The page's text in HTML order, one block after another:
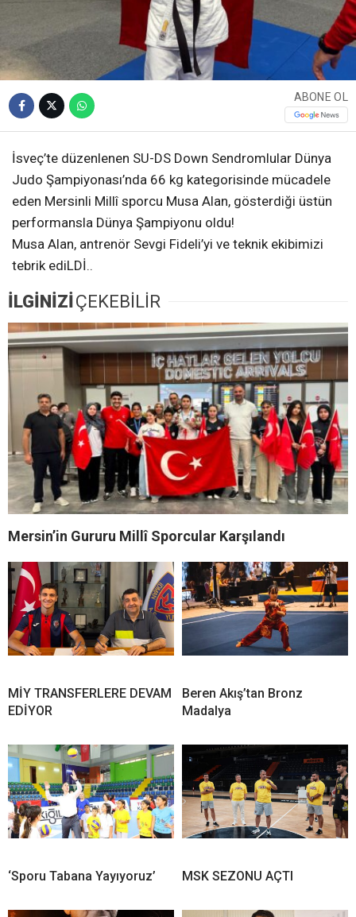
ABONE OL
İsveç’te düzenlenen SU-DS Down Sendromlular Dünya
Judo Şampiyonası’nda 66 kg kategorisinde mücadele
eden Mersinli Millî sporcu Musa Alan, gösterdiği üstün
performansla Dünya Şampiyonu oldu!
Musa Alan, antrenör Sevgi Fideli’yi ve teknik ekibimizi
tebrik ediLDİ..
İLGİNİZİ ÇEKEBİLİR
Mersin’in Gururu Millî Sporcular Karşılandı
MİY TRANSFERLERE DEVAM
EDİYOR
Beren Akış’tan Bronz
Madalya
‘Sporu Tabana Yayıyoruz’ MSK SEZONU AÇTI